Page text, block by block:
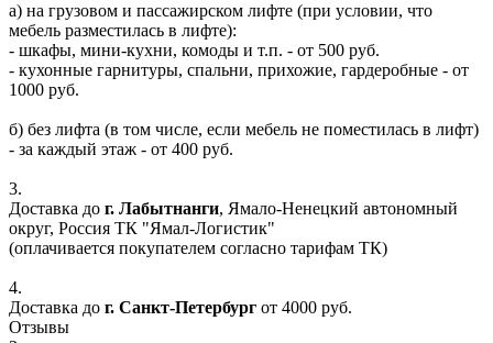
а) на грузовом и пассажирском лифте (при условии, что
мебель разместилась в лифте):
- шкафы, мини-кухни, комоды и т.п. - от 500 руб.
- кухонные гарнитуры, спальни, прихожие, гардеробные - от
1000 руб.
б) без лифта (в том числе, если мебель не поместилась в лифт)
- за каждый этаж - от 400 руб.
3.
Доставка до г. Лабытнанги, Ямало-Ненецкий автономный
округ, Россия ТК "Ямал-Логистик"
(оплачивается покупателем согласно тарифам ТК)
4.
Доставка до г. Санкт-Петербург от 4000 руб.
Отзывы